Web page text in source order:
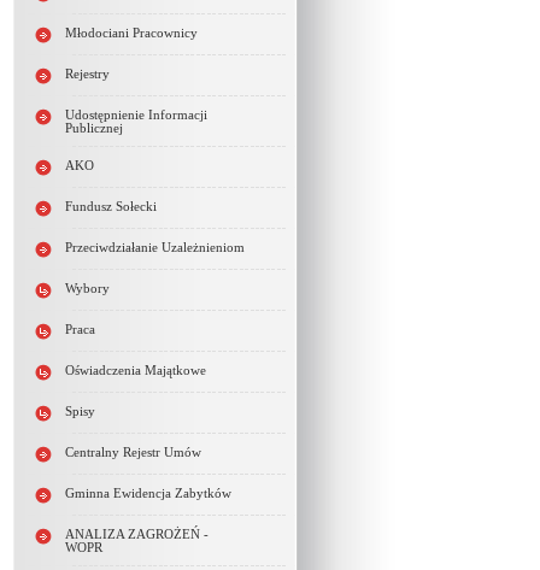
Młodociani Pracownicy
Rejestry
Udostępnienie Informacji
Publicznej
AKO
Fundusz Sołecki
Przeciwdziałanie Uzależnieniom
Wybory
Praca
Oświadczenia Majątkowe
Spisy
Centralny Rejestr Umów
Gminna Ewidencja Zabytków
ANALIZA ZAGROŻEŃ -
WOPR